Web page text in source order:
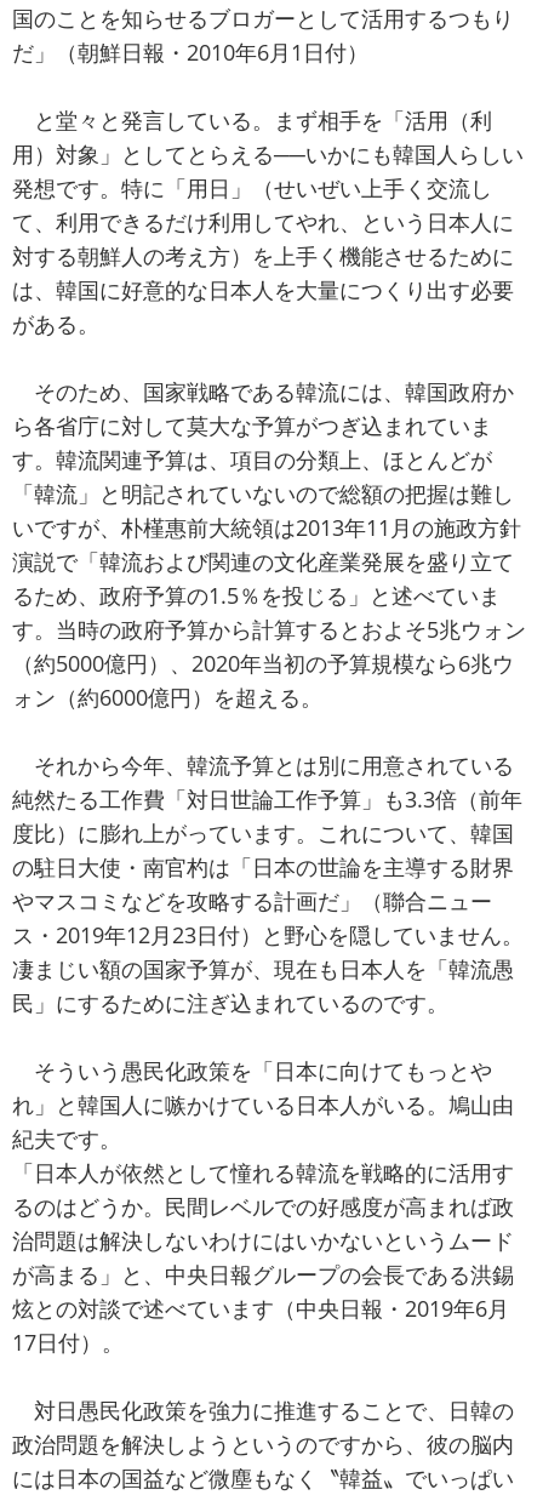
国のことを知らせるブロガーとして活用するつもり
だ」（朝鮮日報・2010年6月1日付）
と堂々と発言している。まず相手を「活用（利
用）対象」としてとらえる──いかにも韓国人らしい
発想です。特に「用日」（せいぜい上手く交流し
て、利用できるだけ利用してやれ、という日本人に
対する朝鮮人の考え方）を上手く機能させるために
は、韓国に好意的な日本人を大量につくり出す必要
がある。
そのため、国家戦略である韓流には、韓国政府か
ら各省庁に対して莫大な予算がつぎ込まれていま
す。韓流関連予算は、項目の分類上、ほとんどが
「韓流」と明記されていないので総額の把握は難し
いですが、朴槿惠前大統領は2013年11月の施政方針
演説で「韓流および関連の文化産業発展を盛り立て
るため、政府予算の1.5％を投じる」と述べていま
す。当時の政府予算から計算するとおよそ5兆ウォン
（約5000億円）、2020年当初の予算規模なら6兆ウ
ォン（約6000億円）を超える。
それから今年、韓流予算とは別に用意されている
純然たる工作費「対日世論工作予算」も3.3倍（前年
度比）に膨れ上がっています。これについて、韓国
の駐日大使・南官杓は「日本の世論を主導する財界
やマスコミなどを攻略する計画だ」（聯合ニュー
ス・2019年12月23日付）と野心を隠していません。
凄まじい額の国家予算が、現在も日本人を「韓流愚
民」にするために注ぎ込まれているのです。
そういう愚民化政策を「日本に向けてもっとや
れ」と韓国人に嗾かけている日本人がいる。鳩山由
紀夫です。
「日本人が依然として憧れる韓流を戦略的に活用す
るのはどうか。民間レベルでの好感度が高まれば政
治問題は解決しないわけにはいかないというムード
が高まる」と、中央日報グループの会長である洪錫
炫との対談で述べています（中央日報・2019年6月
17日付）。
対日愚民化政策を強力に推進することで、日韓の
政治問題を解決しようというのですから、彼の脳内
には日本の国益など微塵もなく〝韓益〟でいっぱい